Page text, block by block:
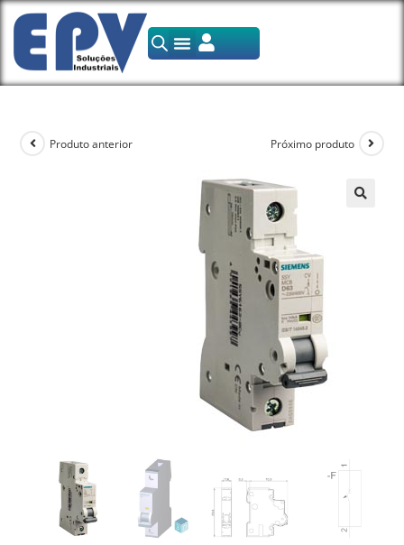
Produto anterior Próximo produto